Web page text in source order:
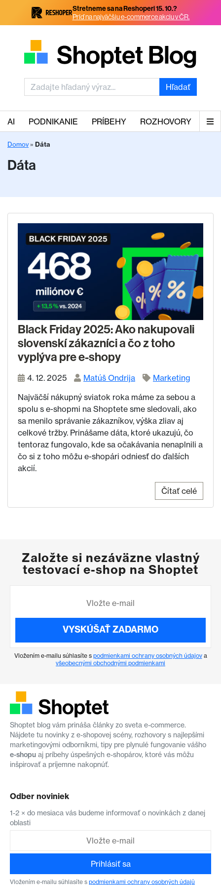
Stretneme sa na Reshoperi 15. 10.?
Príď na najväčšiu e-commerce akciu v ČR.
Hľadať
AI PODNIKANIE PRÍBEHY ROZHOVORY
Domov» Dáta
Dáta
Black Friday 2025: Ako nakupovali
slovenskí zákazníci a čo z toho
vyplýva pre e-shopy
4. 12. 2025 Matúš Ondrija
Marketing
Najväčší nákupný sviatok roka máme za sebou a
spolu s e-shopmi na Shoptete sme sledovali, ako
sa menilo správanie zákazníkov, výška zliav aj
celkové tržby. Prinášame dáta, ktoré ukazujú, čo
tentoraz fungovalo, kde sa očakávania nenaplnili a
čo si z toho môžu e-shopári odniesť do ďalších
akcií.
Čítať celé
Založte si nezáväzne vlastný
testovací e-shop na Shoptet
VYSKÚŠAŤ ZADARMO
Vložením e-mailu súhlasíte s podmienkami ochrany osobných údajova
všeobecnými obchodnými podmienkami
Shoptet blog vám prináša články zo sveta e-commerce.
Nájdete tu novinky z e-shopovej scény, rozhovory s najlepšími
marketingovými odborníkmi, tipy pre plynulé fungovanie vášho
e-shopu aj príbehy úspešných e-shopárov, ktoré vás môžu
inšpirovať a príjemne nakopnúť.
Odber noviniek
1-2 × do mesiaca vás budeme informovať o novinkách z danej
oblasti
Prihlásiť sa
Vložením e-mailu súhlasíte s podmienkami ochrany osobných údajů